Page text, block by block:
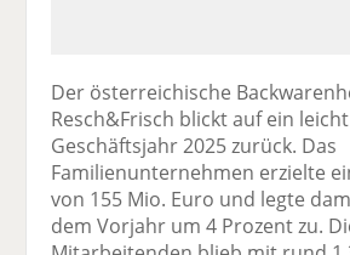
Der österreichische
Resch&Frisch blickt auf ein
Geschäftsjahr 2025 zurück. Das
Familienunternehmen erzielte
von 155 Mio. Euro und legte
dem Vorjahr um 4 Prozent zu.